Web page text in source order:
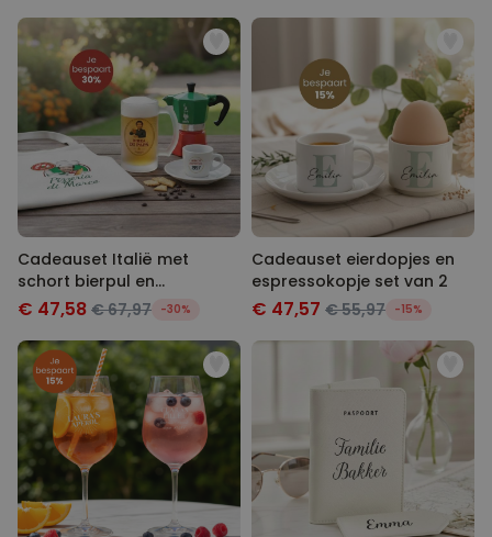
Cadeauset Italië met
schort bierpul en
espressokopje
€ 47,58 € 67,97 -30%
Cadeauset eierdopjes en
espressokopje set van 2
€ 47,57 € 55,97 -15%